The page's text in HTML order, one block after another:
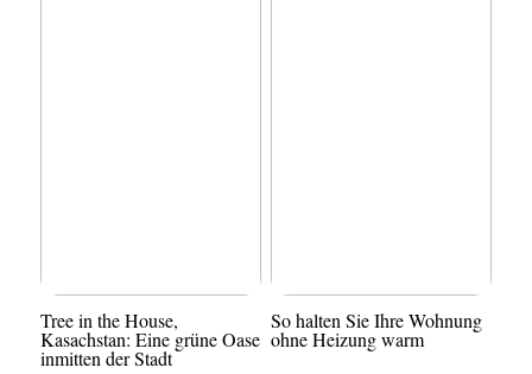
Tree in the House,
Kasachstan: Eine grüne Oase
inmitten der Stadt
So halten Sie Ihre Wohnung
ohne Heizung warm